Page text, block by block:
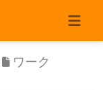
ワーク